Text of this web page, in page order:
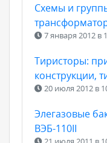
Схемы и
7 января 2012 в
Тиристоры:
конструкции,
20 июля 2012 в
Элегазовые
ВЭБ-110II